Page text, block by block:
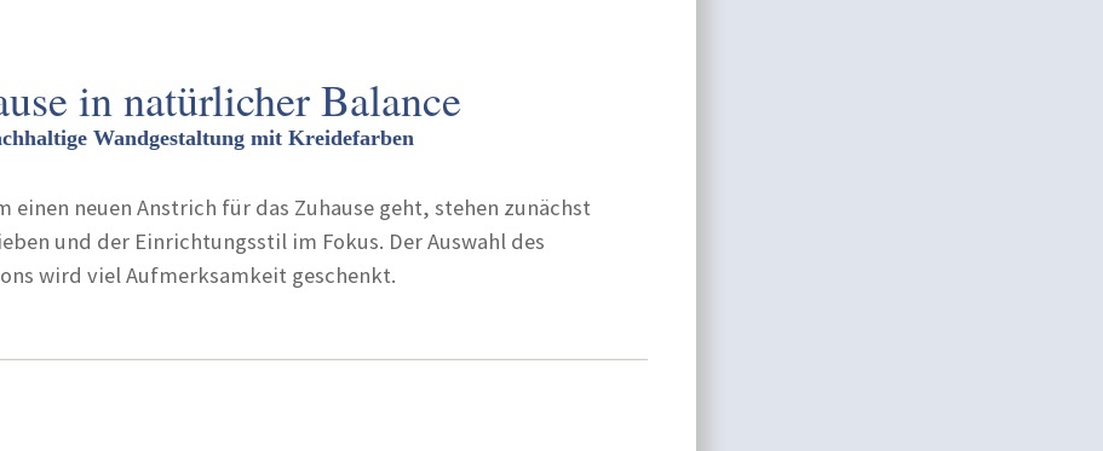
in natürlicher Balance
Wandgestaltung mit Kreidefarben
einen neuen Anstrich für das Zuhause geht, stehen zunächst
und der Einrichtungsstil im Fokus. Der Auswahl des
wird viel Aufmerksamkeit geschenkt.